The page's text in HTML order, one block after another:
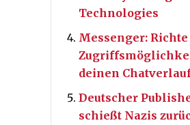
Technologies
Messenger:
deinen
Deutscher
schießt Nazis